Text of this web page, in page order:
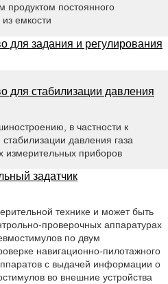
продуктом постоянного
емкости
для задания и регулирования
для стабилизации давления
в частности к
давления газа
измерительных приборов
задатчик
технике и может быть
проверочных аппаратурах
по двум
навигационно-пилотажного
с выдачей информации о
во внешние устройства